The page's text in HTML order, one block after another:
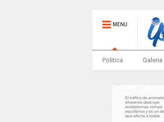
MENU
Politica Galeria